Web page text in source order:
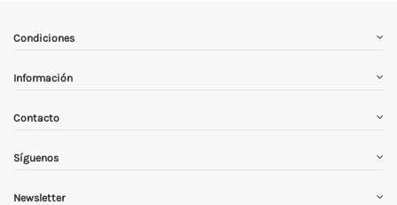
Condiciones
Información
Contacto
Síguenos
Newsletter